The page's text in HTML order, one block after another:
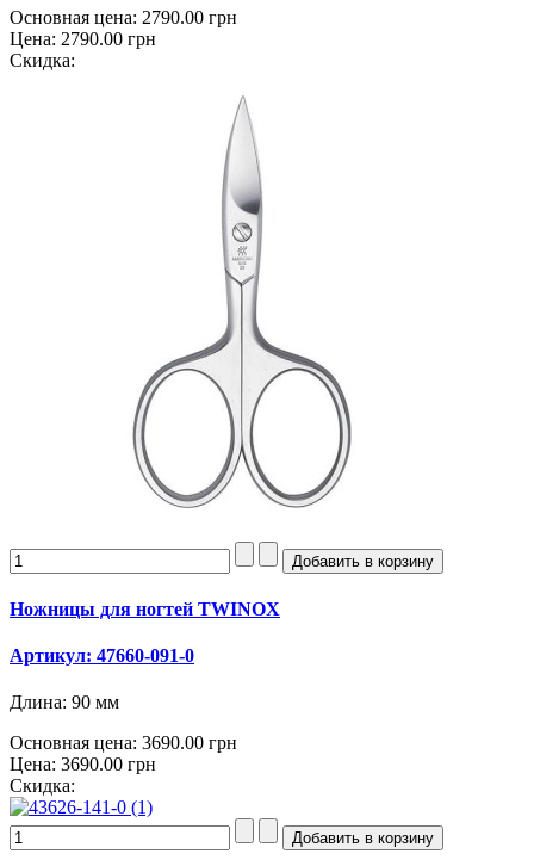
Основная цена: 2790.00 грн
Цена: 2790.00 грн
Скидка:
Ножницы для ногтей TWINOX
Артикул: 47660-091-0
Длина: 90 мм
Основная цена: 3690.00 грн
Цена: 3690.00 грн
Скидка: